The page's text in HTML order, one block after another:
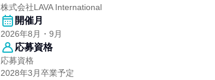
株式会社LAVA International
開催月
2026年8月・9月
応募資格
応募資格
2028年3月卒業予定